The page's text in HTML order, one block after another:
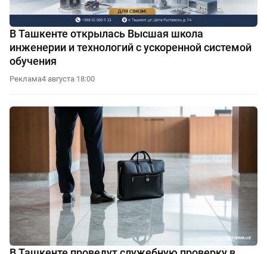
В Ташкенте открылась Высшая школа
инженерии и технологий с ускоренной системой
обучения
Реклама4 августа 18:00